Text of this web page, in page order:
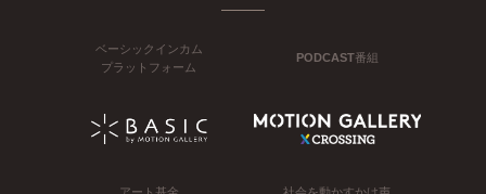
ベーシックインカム
プラットフォーム
PODCAST番組